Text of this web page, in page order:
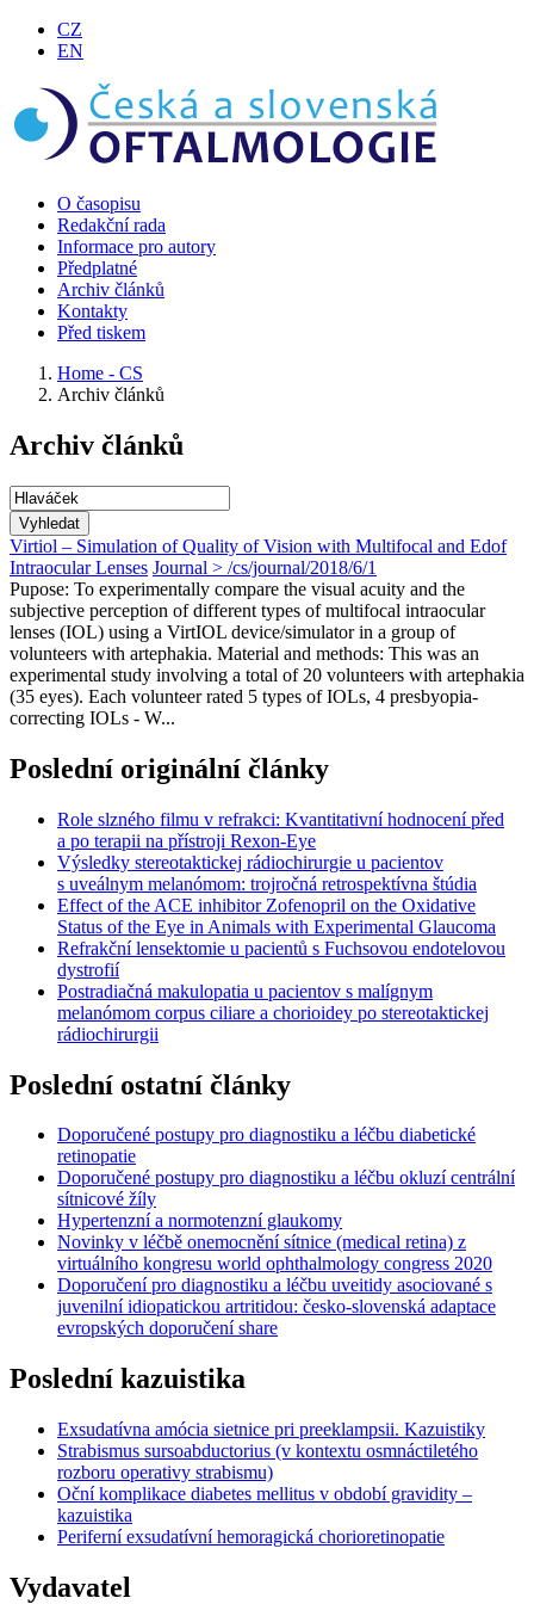
CZ
EN
O časopisu
Redakční rada
Informace pro autory
Předplatné
Archiv článků
Kontakty
Před tiskem
Home - CS
Archiv článků
Archiv článků
Vyhledat
Virtiol – Simulation of Quality of Vision with Multifocal and Edof
Intraocular Lenses Journal > /cs/journal/2018/6/1
Pupose: To experimentally compare the visual acuity and the
subjective perception of different types of multifocal intraocular
lenses (IOL) using a VirtIOL device/simulator in a group of
volunteers with artephakia. Material and methods: This was an
experimental study involving a total of 20 volunteers with artephakia
(35 eyes). Each volunteer rated 5 types of IOLs, 4 presbyopia-
correcting IOLs - W...
Poslední originální články
Role slzného filmu v refrakci: Kvantitativní hodnocení před
a po terapii na přístroji Rexon-Eye
Výsledky stereotaktickej rádiochirurgie u pacientov
s uveálnym melanómom: trojročná retrospektívna štúdia
Effect of the ACE inhibitor Zofenopril on the Oxidative
Status of the Eye in Animals with Experimental Glaucoma
Refrakční lensektomie u pacientů s Fuchsovou endotelovou
dystrofií
Postradiačná makulopatia u pacientov s malígnym
melanómom corpus ciliare a chorioidey po stereotaktickej
rádiochirurgii
Poslední ostatní články
Doporučené postupy pro diagnostiku a léčbu diabetické
retinopatie
Doporučené postupy pro diagnostiku a léčbu okluzí centrální
sítnicové žíly
Hypertenzní a normotenzní glaukomy
Novinky v léčbě onemocnění sítnice (medical retina) z
virtuálního kongresu world ophthalmology congress 2020
Doporučení pro diagnostiku a léčbu uveitidy asociované s
juvenilní idiopatickou artritidou: česko-slovenská adaptace
evropských doporučení share
Poslední kazuistika
Exsudatívna amócia sietnice pri preeklampsii. Kazuistiky
Strabismus sursoabductorius (v kontextu osmnáctiletého
rozboru operativy strabismu)
Oční komplikace diabetes mellitus v období gravidity –
kazuistika
Periferní exsudatívní hemoragická chorioretinopatie
Vydavatel